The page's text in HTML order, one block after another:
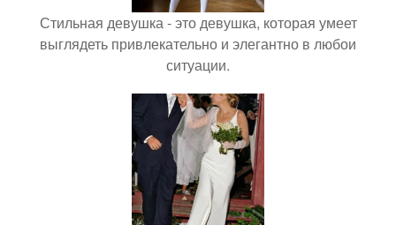
Стильная девушка - это девушка, которая умеет
выглядеть привлекательно и элегантно в любои
ситуации.